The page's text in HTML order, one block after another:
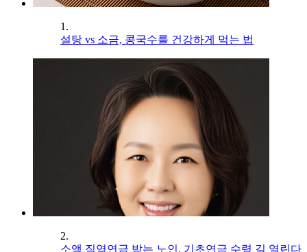
1.
설탕 vs 소금, 콩국수를 건강하게 먹는 법
2.
소액 직역연금 받는 노인, 기초연금 수령 길 열린다